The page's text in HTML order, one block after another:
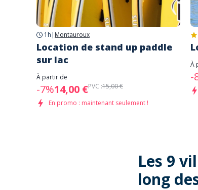
1h | Montauroux
Location de stand up paddle
sur lac
À partir de
-7%14,00 €PVC :15,00 €
En promo : maintenant seulement !
À
-
Les 9
long